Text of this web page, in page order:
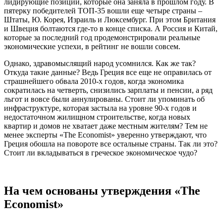
пятерку победителей ТОП-35 вошли еще четыре страны –
Штаты, Ю. Корея, Израиль и Люксембург. При этом Британия
и Швеция болтаются где-то в конце списка. А Россия и Китай,
которые за последний год продемонстрировали реальные
экономические успехи, в рейтинг не вошли совсем.
Однако, здравомыслящий народ усомнился. Как же так?
Откуда такие данные? Ведь Греция все еще не оправилась от
страшнейшего обвала 2010-х годов, когда экономика
сократилась на четверть, снизились зарплаты и пенсии, а ряд
льгот и вовсе были аннулированы. Стоит ли упоминать об
инфраструктуре, которая застыла на уровне 90-х годов и
недостаточном жилищном строительстве, когда новых
квартир и домов не хватает даже местным жителям? Тем не
менее эксперты «The Economist» уверенно утверждают, что
Греция обошла на повороте все остальные страны. Так ли это?
Стоит ли вкладываться в греческое экономическое чудо?
На чем основаны утверждения «The
Economist»